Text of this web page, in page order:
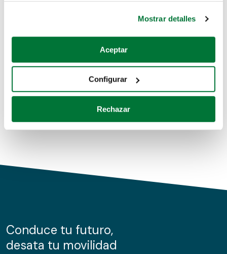
Si lo permite, también quisiéramos:
Recopilar información sobre su ubicación geográfica
Identificar su dispositivo analizándolo activamente
para buscar características específicas (huellas
Obtenga más información sobre cómo se procesan sus
de cookies.
información sobre el uso que haga del sitio web con
nuestros partners de redes sociales, publicidad y análisis
Mostrar detalles
Aceptar
Configurar
Rechazar
Coches de segunda mano
Coches de km0
Conduce tu futuro,
desata tu movilidad